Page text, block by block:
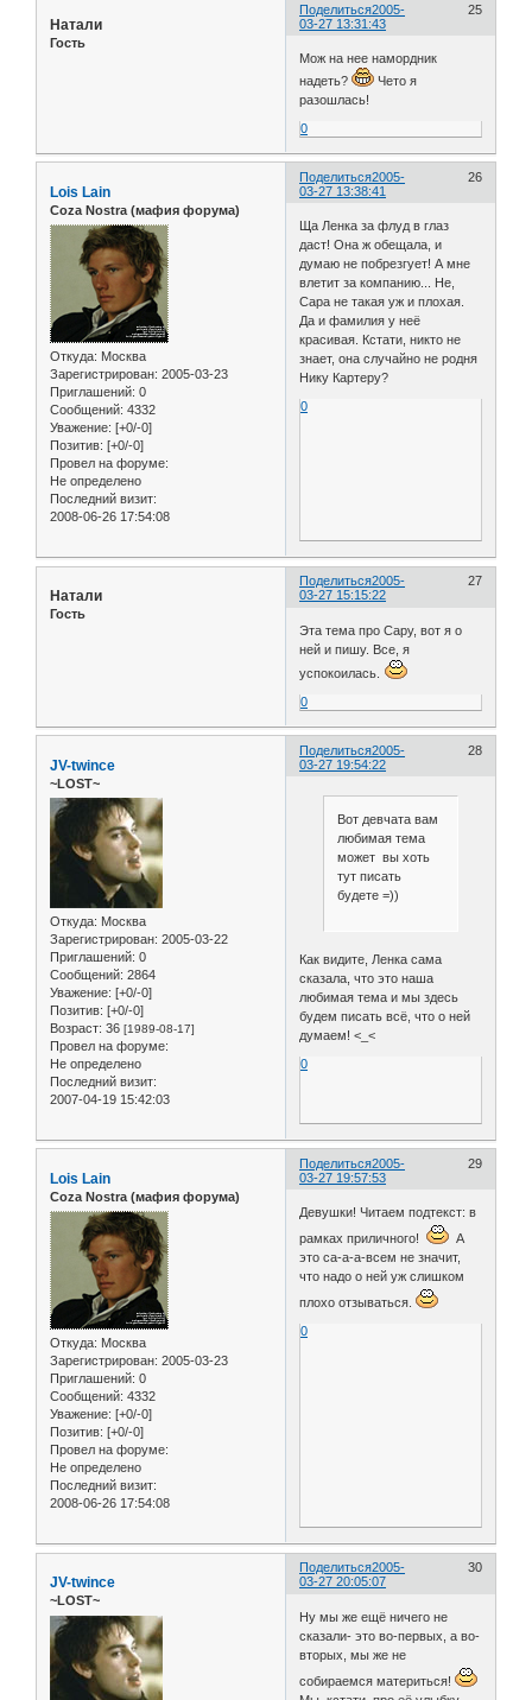
Поделиться 25
2005-
03-27 13:31:43
Натали
Гость
Мож на нее намордник
надеть?
Чето я
разошлась!
0
Поделиться 26
2005-
03-27 13:38:41
Lois Lain
Coza Nostra (мафия форума)
Откуда: Москва
Зарегистрирован: 2005-03-23
Приглашений: 0
Сообщений: 4332
Уважение: [+0/-0]
Позитив: [+0/-0]
Провел на форуме:
Не определено
Последний визит:
2008-06-26 17:54:08
Ща Ленка за флуд в глаз
даст! Она ж обещала, и
думаю не побрезгует! А мне
влетит за компанию... Не,
Сара не такая уж и плохая.
Да и фамилия у неё
красивая. Кстати, никто не
знает, она случайно не родня
Нику Картеру?
0
Поделиться 27
2005-
03-27 15:15:22
Натали
Гость
Эта тема про Сару, вот я о
ней и пишу. Все, я
успокоилась.
0
Поделиться 28
2005-
03-27 19:54:22
JV-twince
~LOST~
Откуда: Москва
Зарегистрирован: 2005-03-22
Приглашений: 0
Сообщений: 2864
Уважение: [+0/-0]
Позитив: [+0/-0]
Возраст: 36 [1989-08-17]
Провел на форуме:
Не определено
Последний визит:
2007-04-19 15:42:03
Вот девчата вам
любимая тема
может вы хоть
тут писать
будете =))
Как видите, Ленка сама
сказала, что это наша
любимая тема и мы здесь
будем писать всё, что о ней
думаем! <_<
0
Поделиться 29
2005-
03-27 19:57:53
Lois Lain
Coza Nostra (мафия форума)
Откуда: Москва
Зарегистрирован: 2005-03-23
Приглашений: 0
Сообщений: 4332
Уважение: [+0/-0]
Позитив: [+0/-0]
Провел на форуме:
Не определено
Последний визит:
2008-06-26 17:54:08
Девушки! Читаем подтекст: в
рамках приличного!
А
это са-а-а-всем не значит,
что надо о ней уж слишком
плохо отзываться.
0
Поделиться 30
2005-
03-27 20:05:07
JV-twince
~LOST~
Ну мы же ещё ничего не
сказали- это во-первых, а во-
вторых, мы же не
собираемся материться!